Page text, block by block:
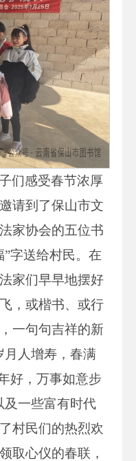
们感受春节浓厚
请到了保山市文
家协会的五位书
字送给村民。在
家们早早地摆好
，或楷书、或行
一句句吉祥的新
月人增寿，春满
好，万事如意步
及一些富有时代
村民们的热烈欢
取心仪的春联，